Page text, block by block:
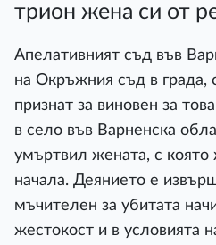
трион жена си от
Апелативният съд във
на Окръжния съд в града,
признат за виновен за
в село във Варненска
умъртвил жената, с
начала. Деянието е
мъчителен за убитата
жестокост и в условията